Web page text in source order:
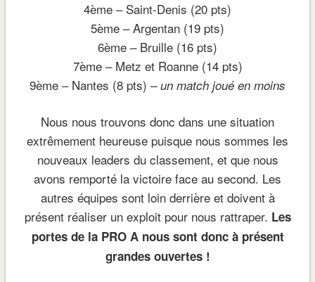
4ème – Saint-Denis (20 pts)
5ème – Argentan (19 pts)
6ème – Bruille (16 pts)
7ème – Metz et Roanne (14 pts)
9ème – Nantes (8 pts) – un match joué en moins
Nous nous trouvons donc dans une situation
extrêmement heureuse puisque nous sommes les
nouveaux leaders du classement, et que nous
avons remporté la victoire face au second. Les
autres équipes sont loin derrière et doivent à
présent réaliser un exploit pour nous rattraper. Les
portes de la PRO A nous sont donc à présent
grandes ouvertes !